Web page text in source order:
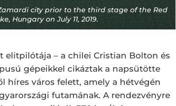
city prior to the third stage of the Red
Hungary on July 11, 2019.
elitpilótája – a chilei Cristian Bolton és
gépeikkel cikáztak a napsütötte
híres város felett, amely a hétvégén
futamának. A rendezvényre